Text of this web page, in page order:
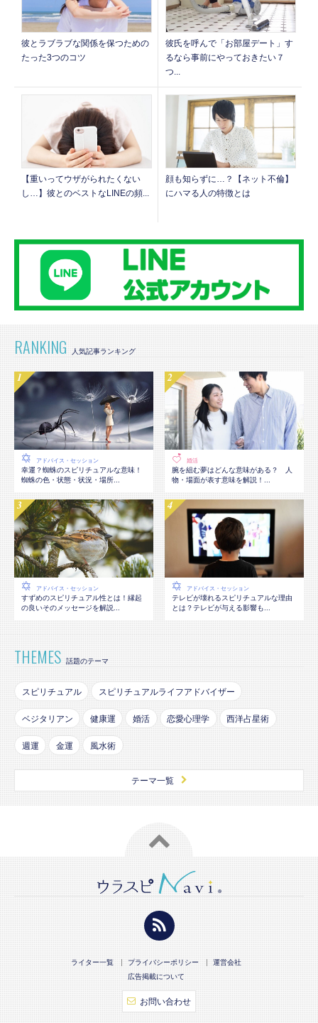
彼とラブラブな関係を保つための
たった3つのコツ
彼氏を呼んで「お部屋デート」す
るなら事前にやっておきたい７
つ...
【重いってウザがられたくない
し…】彼とのベストなLINEの頻...
顔も知らずに…？【ネット不倫】
にハマる人の特徴とは
RANKING
アドバイス・セッション
幸運？蜘蛛のスピリチュアルな意味！
蜘蛛の色・状態・状況・場所...
婚活
腕を組む夢はどんな意味がある？ 人
物・場面が表す意味を解説！...
アドバイス・セッション
すずめのスピリチュアル性とは！縁起
の良いそのメッセージを解説...
アドバイス・セッション
テレビが壊れるスピリチュアルな理由
とは？テレビが与える影響も...
THEMES 話題のテーマ
スピリチュアル スピリチュアルライフアドバイザー
ベジタリアン 健康運 婚活 恋愛心理学 西洋占星術
週運 金運 風水術
テーマ一覧
ライター一覧 プライバシーポリシー
運営会社
広告掲載について
お問い合わせ